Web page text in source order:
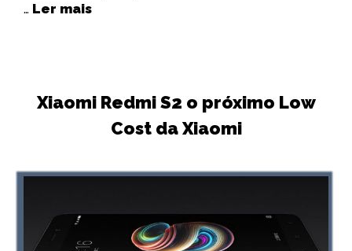
… Ler mais
Xiaomi Redmi S2 o próximo Low
Cost da Xiaomi